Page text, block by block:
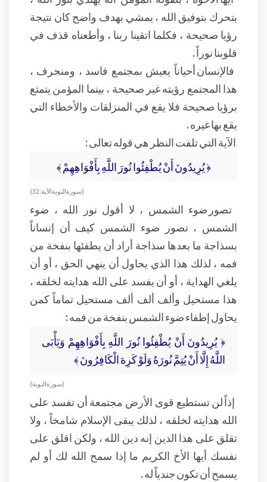
يتحرك بتوفيق الله ، يمشي بهدف واضح كان نتيجة
رؤيا صحيحة ، فكلما اتقينا ربنا ، وأطعناه قذف في
قلوبنا نوراً .
فالإنسان أحياناً يعيش بمجتمع فاسد ، ومنحرف ،
هذا المجتمع رؤيته غير صحيحة ، بينما المؤمن يتمتع
برؤيا صحيحة فلا يقع في المنزلقات والأخطاء التي
يقع بها غيره .
الآية التي تلفت النظر هي قوله تعالى :
﴿ يُرِيدُونَ أَنْ يُطْفِئُوا نُورَ اللَّهِ بِأَفْوَاهِهِمْ ﴾
( سورة التوبة الآية : 32 )
تصور ضوء الشمس ، لا أقول نور الله ، ضوء
الشمس ، تصور ضوء الشمس كيف أن إنساناً
بسذاجة ما بعدها سذاجة أراد أن يطفئها بنفخة من
فمه ، لذلك هذا الذي يحاول أن ينهي الحق ، أو أن
يلغي الهداية ، أو أن يفسد على الله هدايته لخلقه ،
هذا مستحيل وألف ألف ألف مستحيل تماماً كمن
يحاول إطفاء ضوء الشمس بنفخة من فمه :
﴿ يُرِيدُونَ أَنْ يُطْفِئُوا نُورَ اللَّهِ بِأَفْوَاهِهِمْ وَيَأْبَى
اللَّهُ إِلَّا أَنْ يُتِمَّ نُورَهُ وَلَوْ كَرِهَ الْكَافِرُونَ ﴾
( سورة التوبة )
إذاً لن تستطيع قوى الأرض مجتمعة أن تفسد على
الله هدايته لخلقه ، لذلك يبقى الإسلام شامخاً ، ولا
تقلق على هذا الدين إنه دين الله ، ولكن اقلق على
نفسك أيها الأخ الكريم ما إذا سمح الله لك أو لم
يسمح أن تكون جندياً له .